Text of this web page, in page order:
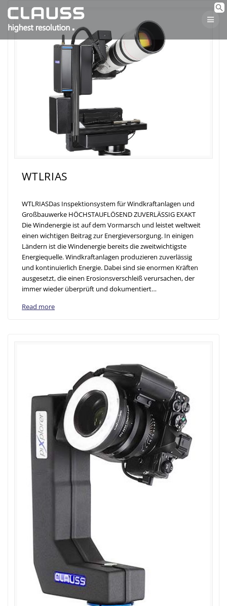
content
WTLRIAS
WTLRIASDas Inspektionsystem für Windkraftanlagen und
Großbauwerke HÖCHSTAUFLÖSEND ZUVERLÄSSIG EXAKT
Die Windenergie ist auf dem Vormarsch und leistet weltweit
einen wichtigen Beitrag zur Energieversorgung. In einigen
Ländern ist die Windenergie bereits die zweitwichtigste
Energiequelle. Windkraftanlagen produzieren zuverlässig
und kontinuierlich Energie. Dabei sind sie enormen Kräften
ausgesetzt, die einen Erosionsverschleiß verursachen, der
immer wieder überprüft und dokumentiert…
Read more